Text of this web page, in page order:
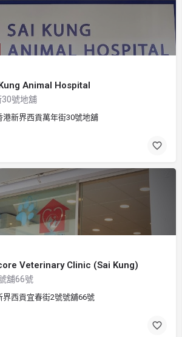
Animal Hospital
號地舖
港新界西貢萬年街30號地舖
Veterinary Clinic (Sai Kung)
舖66號
界西貢宜春街2號號舖66號